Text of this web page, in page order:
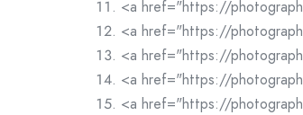
<a href="https://
<a href="https://
<a href="https://
<a href="https://
<a href="https://